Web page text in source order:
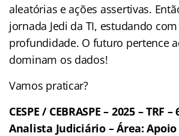
aleatórias e ações assertivas.
jornada Jedi da TI, estudando
profundidade. O futuro pertence
dominam os dados!
Vamos praticar?
CESPE / CEBRASPE – 2025 – TRF –
Analista Judiciário – Área: Apoio